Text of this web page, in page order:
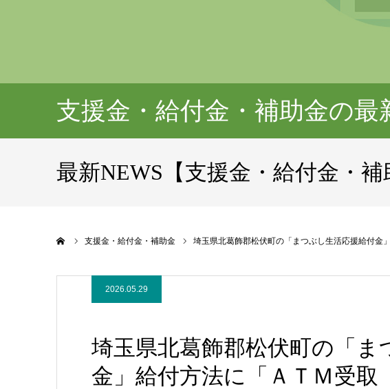
支援金・給付金・補助金の
最新NEWS【支援金・給付金・補
支援金・給付金・補助金 埼玉県北葛飾郡松伏町の「まつぶし生活応援給付金
2026.05.29
埼玉県北葛飾郡松伏町の「ま
金」給付方法に「ＡＴＭ受取